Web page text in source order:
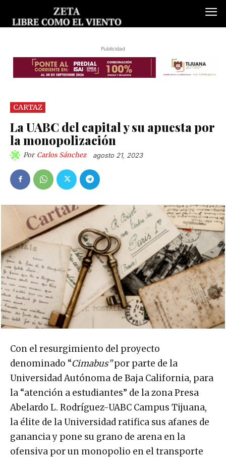
Publicidad
CARTAZ
La UABC del capital y su apuesta por
la monopolización
Por Carlos Sánchez agosto 21, 2023
Con el resurgimiento del proyecto
denominado “Cimabus”por parte de la
Universidad Autónoma de Baja California, para
la “atención a estudiantes” de la zona Presa
Abelardo L. Rodríguez-UABC Campus Tijuana,
la élite de la Universidad ratifica sus afanes de
ganancia y pone su grano de arena en la
ofensiva por un monopolio en el transporte